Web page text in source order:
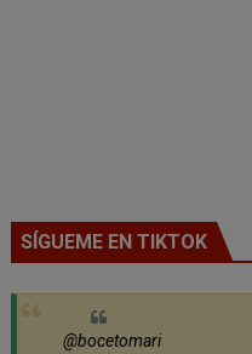
SÍGUEME EN TIKTOK
@bocetomari